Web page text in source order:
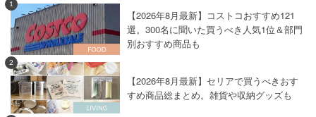
1
【2026年8月最新】コストコおすすめ121
選。300名に聞いた買うべき人気1位＆部門
別おすすめ商品も
2
【2026年8月最新】セリアで買うべきおす
すめ商品総まとめ。雑貨や収納グッズも